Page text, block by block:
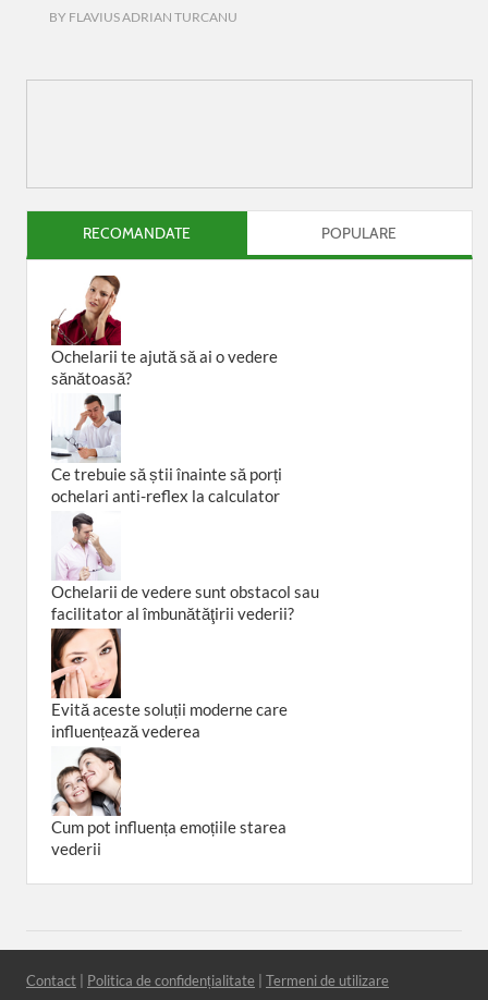
BY FLAVIUS ADRIAN TURCANU
RECOMANDATE POPULARE
Ochelarii te ajută să ai o vedere
sănătoasă?
Ce trebuie să știi înainte să porți
ochelari anti-reflex la calculator
Ochelarii de vedere sunt obstacol sau
facilitator al îmbunătăţirii vederii?
Evită aceste soluții moderne care
influențează vederea
Cum pot influența emoțiile starea
vederii
Contact Politica de confidențialitate Termeni de utilizare